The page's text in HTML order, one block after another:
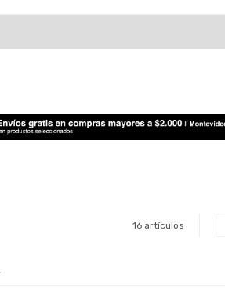
16 artículos